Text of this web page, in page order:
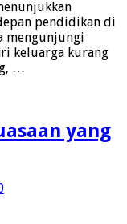
pendidikan di
mengunjungi
keluarga kurang
…
yang